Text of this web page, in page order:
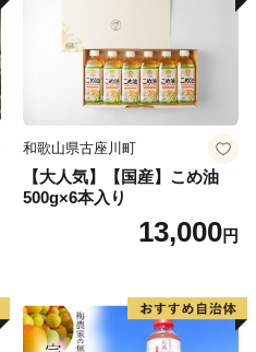
和歌山県古座川町
【大人気】【国産】こめ油
500g×6本入り
13,000円